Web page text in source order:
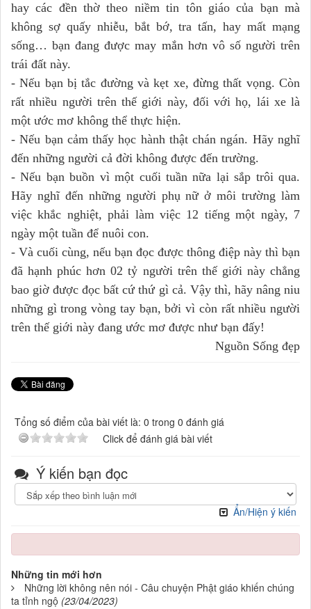
hay các đền thờ theo niềm tin tôn giáo của bạn mà
không sợ quấy nhiễu, bắt bớ, tra tấn, hay mất mạng
sống… bạn đang được may mắn hơn vô số người trên
trái đất này.
- Nếu bạn bị tắc đường và kẹt xe, đừng thất vọng. Còn
rất nhiều người trên thế giới này, đối với họ, lái xe là
một ước mơ không thể thực hiện.
- Nếu bạn cảm thấy học hành thật chán ngán. Hãy nghĩ
đến những người cả đời không được đến trường.
- Nếu bạn buồn vì một cuối tuần nữa lại sắp trôi qua.
Hãy nghĩ đến những người phụ nữ ở môi trường làm
việc khắc nghiệt, phải làm việc 12 tiếng một ngày, 7
ngày một tuần để nuôi con.
- Và cuối cùng, nếu bạn đọc được thông điệp này thì bạn
đã hạnh phúc hơn 02 tỷ người trên thế giới này chẳng
bao giờ được đọc bất cứ thứ gì cả. Vậy thì, hãy nâng niu
những gì trong vòng tay bạn, bởi vì còn rất nhiều người
trên thế giới này đang ước mơ được như bạn đấy!
Nguồn Sống đẹp
Tổng số điểm của bài viết là: 0 trong 0 đánh giá
Click để đánh giá bài viết
Ý kiến bạn đọc
Ẩn/Hiện ý kiến
Những tin mới hơn
Những lời không nên nói - Câu chuyện Phật giáo khiến chúng
ta tỉnh ngộ (23/04/2023)